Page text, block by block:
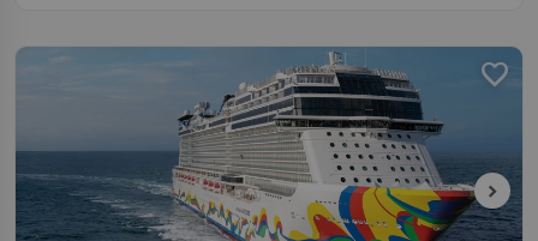
favorite
chevron_right